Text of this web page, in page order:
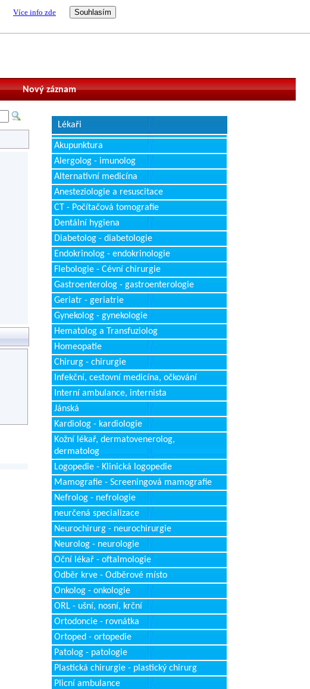
Více info zde
Nový záznam
Lékaři
Akupunktura
Alergolog - imunolog
Alternativní medicína
Anesteziologie a resuscitace
CT - Počítačová tomografie
Dentální hygiena
Diabetolog - diabetologie
Endokrinolog - endokrinologie
Flebologie - Cévní chirurgie
Gastroenterolog - gastroenterologie
Geriatr - geriatrie
Gynekolog - gynekologie
Hematolog a Transfuziolog
Homeopatie
Chirurg - chirurgie
Infekční, cestovní medicína, očkování
Interní ambulance, internista
Jánská
Kardiolog - kardiologie
Kožní lékař, dermatovenerolog,
dermatolog
Logopedie - Klinická logopedie
Mamografie - Screeningová mamografie
Nefrolog - nefrologie
neurčená specializace
Neurochirurg - neurochirurgie
Neurolog - neurologie
Oční lékař - oftalmologie
Odběr krve - Odběrové místo
Onkolog - onkologie
ORL - ušní, nosní, krční
Ortodoncie - rovnátka
Ortoped - ortopedie
Patolog - patologie
Plastická chirurgie - plastický chirurg
Plicní ambulance